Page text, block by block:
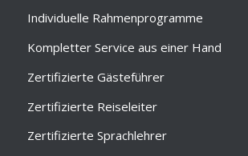
Individuelle Rahmenprogramme
Kompletter Service aus einer Hand
Zertifizierte Gästeführer
Zertifizierte Reiseleiter
Zertifizierte Sprachlehrer